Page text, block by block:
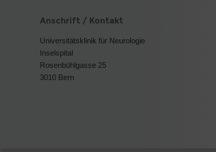
Anschrift / Kontakt
Universitätsklinik für Neurologie
Inselspital
Rosenbühlgasse 25
3010 Bern